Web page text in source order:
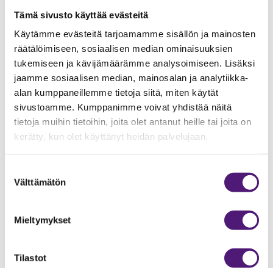
Tämä sivusto käyttää evästeitä
Käytämme evästeitä tarjoamamme sisällön ja mainosten
räätälöimiseen, sosiaalisen median ominaisuuksien
tukemiseen ja kävijämäärämme analysoimiseen. Lisäksi
jaamme sosiaalisen median, mainosalan ja analytiikka-
alan kumppaneillemme tietoja siitä, miten käytät
sivustoamme. Kumppanimme voivat yhdistää näitä
tietoja muihin tietoihin, joita olet antanut heille tai joita on
kerätty, kun olet käyttänyt heidän palvelujaan.
valinta
Välttämätön
Mieltymykset
Tilastot
Leivänpaahdin
Lemmikkieläimet sallittu
1
Lisävuodepaikat
4
kpl
Makuuhuoneiden lukumäärä
4
kpl
Mikroaaltouuni
1
Pakastin/pakastelokero
Pinta-ala
97
Radio/CD
1
Sähköliesi/uuni
Suihku
Televisio